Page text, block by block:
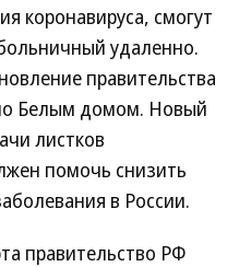
коронавируса, смогут
удаленно.
правительства
Белым домом. Новый
листков
помочь снизить
в России.
правительство РФ